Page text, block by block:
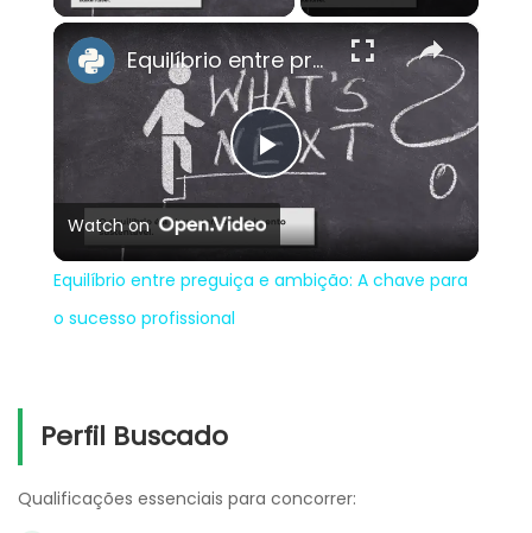
×
Play
Video
Equilíbrio entre preguiça e ambição: A chave para o sucesso profissional
Watch on
Equilíbrio entre preguiça e ambição: A chave para
o sucesso profissional
Perfil Buscado
Qualificações essenciais para concorrer: